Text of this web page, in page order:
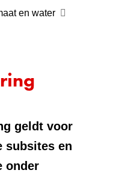
en water
geldt voor
subsites en
onder